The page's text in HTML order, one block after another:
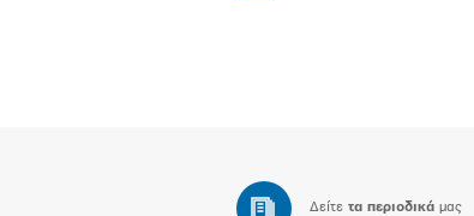
Δείτε τα περιοδικά μας